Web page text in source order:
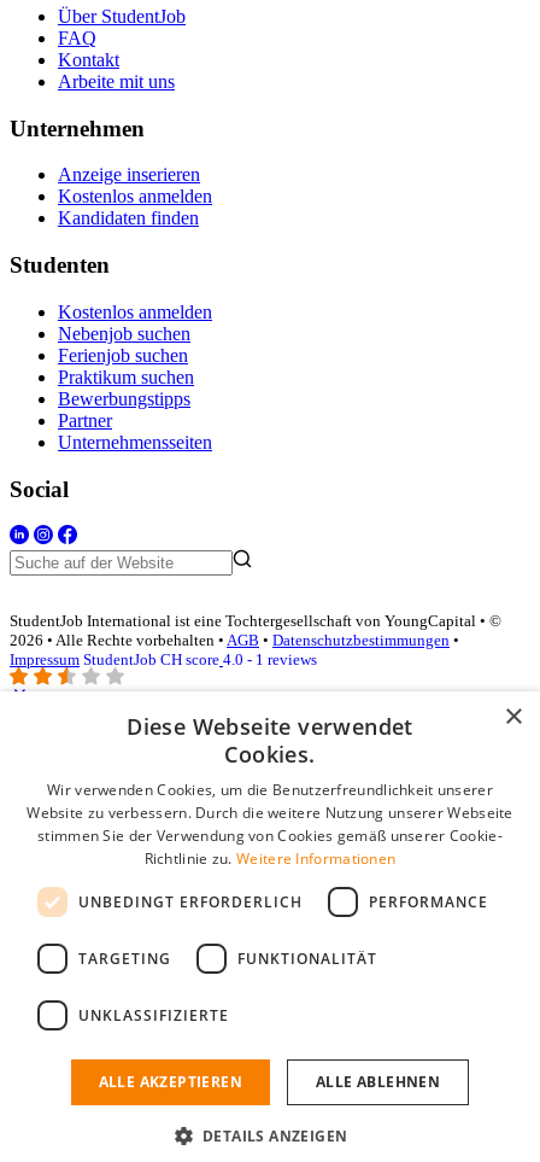
Über StudentJob
FAQ
Kontakt
Arbeite mit uns
Unternehmen
Anzeige inserieren
Kostenlos anmelden
Kandidaten finden
Studenten
Kostenlos anmelden
Nebenjob suchen
Ferienjob suchen
Praktikum suchen
Bewerbungstipps
Partner
Unternehmensseiten
Social
StudentJob International ist eine Tochtergesellschaft von YoungCapital • ©
2026 • Alle Rechte vorbehalten • AGB • Datenschutzbestimmungen •
Impressum StudentJob CH score 4.0 - 1 reviews
Login für Unternehmen
E-Mail*
Passwort
Angemeldet bleiben
Passwort vergessen?
Kostenloses Unternehmensprofil
Wenn Sie sich registriert haben, können Sie ein Unternehmensprofil
passenden Mitarbeiter zu finden.
×
Diese Webseite verwendet
Cookies.
Wir verwenden Cookies, um die Benutzerfreundlichkeit unserer
Website zu verbessern. Durch die weitere Nutzung unserer Webseite
stimmen Sie der Verwendung von Cookies gemäß unserer Cookie-
Richtlinie zu. Weitere Informationen
UNBEDINGT ERFORDERLICH PERFORMANCE
TARGETING FUNKTIONALITÄT
UNKLASSIFIZIERTE
ALLE AKZEPTIEREN ALLE ABLEHNEN
DETAILS ANZEIGEN